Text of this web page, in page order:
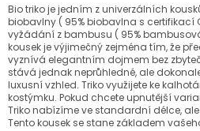
Bio triko je jedním z univerzálních
biobavlny ( 95% biobavlna s certifikací
vyžádání z bambusu ( 95%
kousek je výjimečný zejména tím, že
vyznívá elegantním dojmem bez
stává jednak neprůhledné, ale
luxusní vzhled. Triko využijete ke
kostýmku. Pokud chcete upnutější
Triko nabízíme ve standardní délce,
Tento kousek se stane základem